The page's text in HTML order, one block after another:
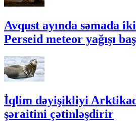
Avqust ayında səmada
Perseid meteor yağışı
İqlim dəyişikliyi
şəraitini çətinləşdirir